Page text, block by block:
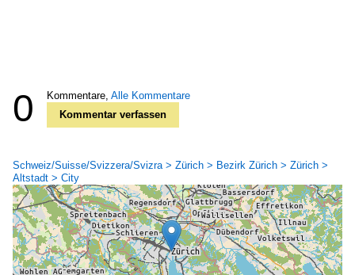
0 Kommentare, Alle Kommentare
Kommentar verfassen
Schweiz/Suisse/Svizzera/Svizra > Zürich > Bezirk Zürich > Zürich >
Altstadt > City